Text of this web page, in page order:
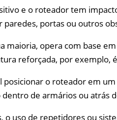
e o roteador tem
portas ou outros
maioria, opera com base
reforçada, por exemplo,
posicionar o roteador em
dentro de armários ou
o uso de repetidores ou